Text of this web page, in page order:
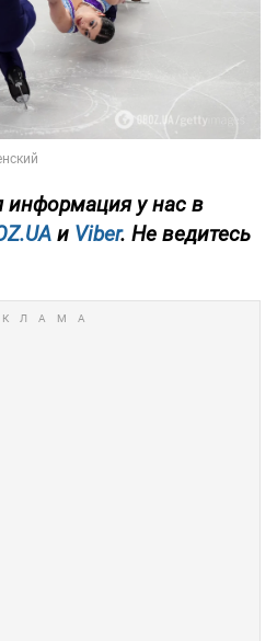
информация у нас в
и Viber. Не ведитесь